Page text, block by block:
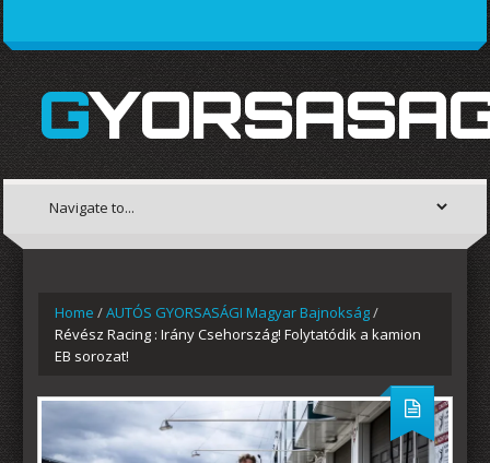
Home /AUTÓS GYORSASÁGI Magyar Bajnokság/
Révész Racing : Irány Csehország! Folytatódik a kamion
EB sorozat!